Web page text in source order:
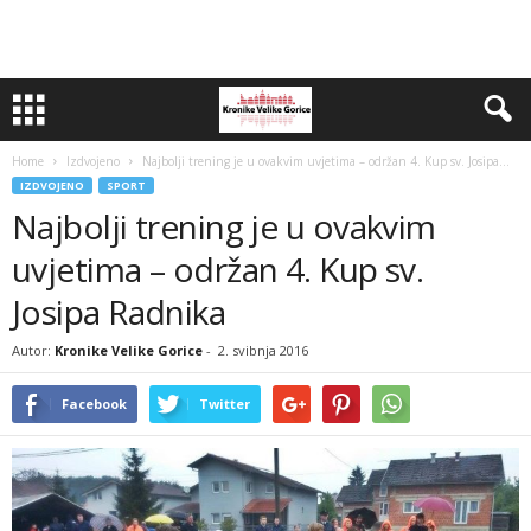
Home Izdvojeno Najbolji trening je u ovakvim uvjetima – održan 4. Kup sv. Josipa...
IZDVOJENO SPORT
Najbolji trening je u ovakvim
uvjetima – održan 4. Kup sv.
Josipa Radnika
Autor: Kronike Velike Gorice - 2. svibnja 2016
Facebook Twitter